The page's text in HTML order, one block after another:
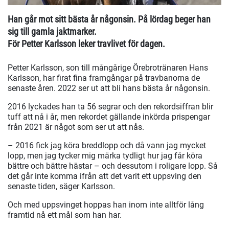
Han går mot sitt bästa år någonsin. På lördag beger han
sig till gamla jaktmarker.
För Petter Karlsson leker travlivet för dagen.
Petter Karlsson, son till mångårige Örebrotränaren Hans
Karlsson, har firat fina framgångar på travbanorna de
senaste åren. 2022 ser ut att bli hans bästa år någonsin.
2016 lyckades han ta 56 segrar och den rekordsiffran blir
tuff att nå i år, men rekordet gällande inkörda prispengar
från 2021 är något som ser ut att nås.
– 2016 fick jag köra breddlopp och då vann jag mycket
lopp, men jag tycker mig märka tydligt hur jag får köra
bättre och bättre hästar – och dessutom i roligare lopp. Så
det går inte komma ifrån att det varit ett uppsving den
senaste tiden, säger Karlsson.
Och med uppsvinget hoppas han inom inte alltför lång
framtid nå ett mål som han har.